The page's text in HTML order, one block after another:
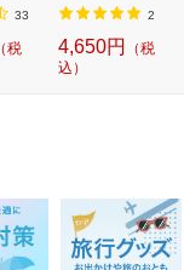
33
（税
2
4,650円
（税
込）